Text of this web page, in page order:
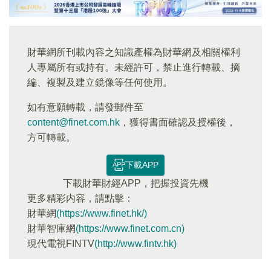
財華網所刊載內容之知識產權為財華網及相關權利
人專屬所有或持有。未經許可，禁止進行轉載、摘
編、複製及建立鏡像等任何使用。
如有意願轉載，請發郵件至
content@finet.com.hk ，獲得書面確認及授權後，
方可轉載。
下載APP
下載財華財經APP，把握投資先機
更多精彩内容，請點擊：
財華網(https://www.finet.hk/)
財華智庫網(https://www.finet.com.cn)
現代電視FINTV(http://www.fintv.hk)